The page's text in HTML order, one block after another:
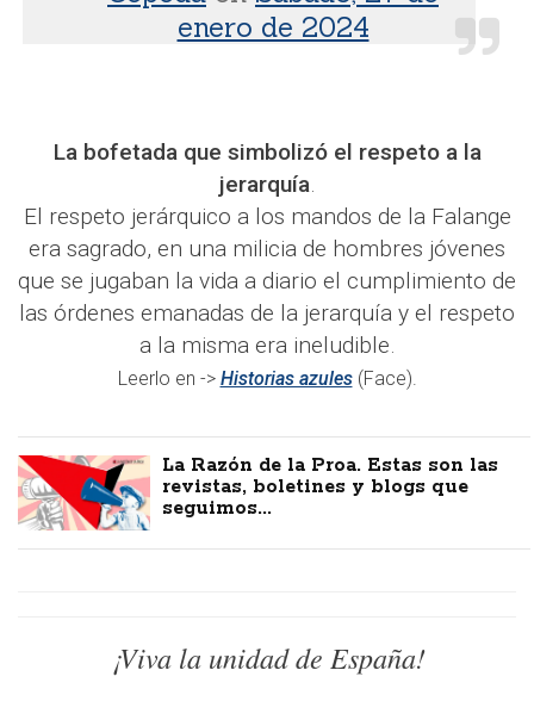
enero de 2024
La bofetada que simbolizó el respeto a la
jerarquía.
El respeto jerárquico a los mandos de la Falange
era sagrado, en una milicia de hombres jóvenes
que se jugaban la vida a diario el cumplimiento de
las órdenes emanadas de la jerarquía y el respeto
a la misma era ineludible.
Leerlo en -> Historias azules(Face).
La Razón de la Proa. Estas son las
revistas, boletines y blogs que
seguimos...
¡Viva la unidad de España!